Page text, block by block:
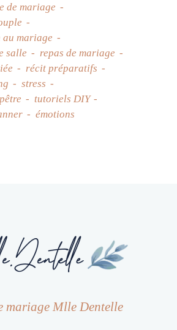
de mariage
mariage
salle
repas de mariage
récit préparatifs
stress
tutoriels DIY
émotions
mariage Mlle Dentelle